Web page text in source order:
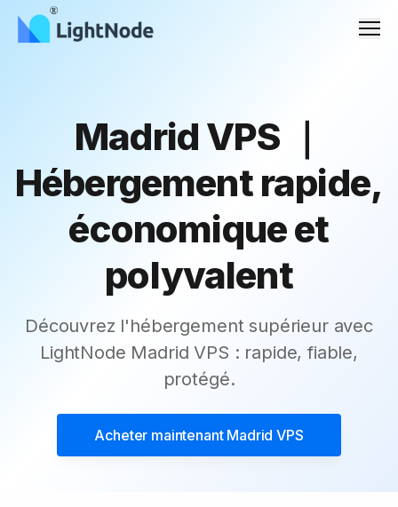
Madrid VPS ｜
Hébergement rapide,
économique et
polyvalent
Découvrez l'hébergement supérieur avec
LightNode Madrid VPS : rapide, fiable,
protégé.
Acheter maintenant Madrid VPS